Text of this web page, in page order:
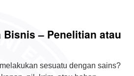
– Penelitian atau
sesuatu dengan sains?